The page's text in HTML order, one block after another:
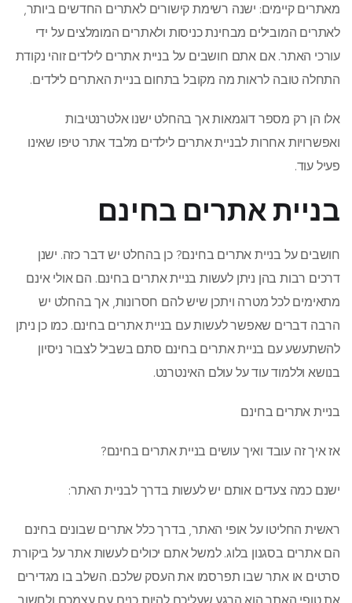
מאתרים קיימים: ישנה רשימת קישורים לאתרים החדשים ביותר,
לאתרים המובילים מבחינת כניסות ולאתרים המומלצים על ידי
עורכי האתר. אם אתם חושבים על בניית אתרים לילדים זוהי נקודת
התחלה טובה לראות מה מקובל בתחום בניית האתרים לילדים.
אלו הן רק מספר דוגמאות אך בהחלט ישנו אלטרנטיבות
ואפשרויות אחרות לבניית אתרים לילדים מלבד אתר טיפו שאינו
פעיל עוד.
בניית אתרים בחינם
חושבים על בניית אתרים בחינם? כן בהחלט יש דבר כזה. ישנן
דרכים רבות בהן ניתן לעשות בניית אתרים בחינם. הם אולי אינם
מתאימים לכל מטרה ויתכן שיש להם חסרונות, אך בהחלט יש
הרבה דברים שאפשר לעשות עם בניית אתרים בחינם. כמו כן ניתן
להשתעשע עם בניית אתרים בחינם סתם בשביל לצבור ניסיון
בנושא וללמוד עוד על עולם האינטרנט.
בניית אתרים בחינם
אז איך זה עובד ואיך עושים בניית אתרים בחינם?
ישנם כמה צעדים אותם יש לעשות בדרך לבניית האתר:
ראשית החליטו על אופי האתר, בדרך כלל אתרים שבונים בחינם
הם אתרים בסגנון בלוג. למשל אתם יכולים לעשות אתר על ביקורת
סרטים או אתר שבו תפרסמו את העסק שלכם. השלב בו מגדירים